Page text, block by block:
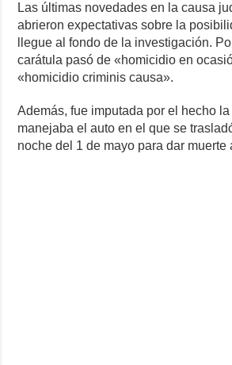
Las últimas novedades en la causa
abrieron expectativas sobre la
llegue al fondo de la investigación.
carátula pasó de «homicidio en
«homicidio criminis causa».
Además, fue imputada por el hecho
manejaba el auto en el que se
noche del 1 de mayo para dar muerte